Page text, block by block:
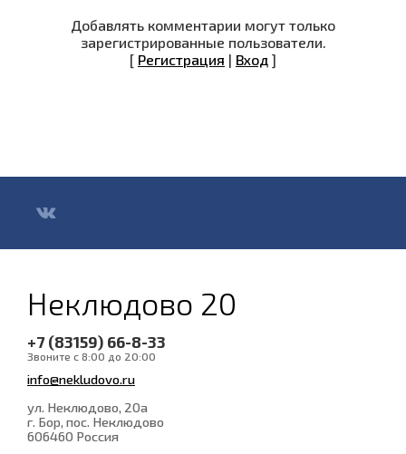
Добавлять комментарии могут только
зарегистрированные пользователи.
[ Регистрация | Вход ]
Неклюдово 20
+7 (83159) 66-8-33
Звоните с 8:00 до 20:00
info@nekludovo.ru
ул. Неклюдово, 20а
г. Бор, пос. Неклюдово
606460 Россия